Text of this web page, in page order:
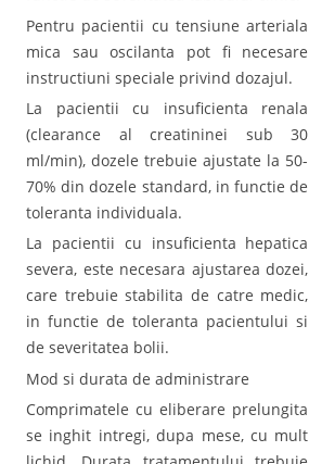
Pentru pacientii cu tensiune arteriala
mica sau oscilanta pot fi necesare
instructiuni speciale privind dozajul.
La pacientii cu insuficienta renala
(clearance al creatininei sub 30
ml/min), dozele trebuie ajustate la 50-
70% din dozele standard, in functie de
toleranta individuala.
La pacientii cu insuficienta hepatica
severa, este necesara ajustarea dozei,
care trebuie stabilita de catre medic,
in functie de toleranta pacientului si
de severitatea bolii.
Mod si durata de administrare
Comprimatele cu eliberare prelungita
se inghit intregi, dupa mese, cu mult